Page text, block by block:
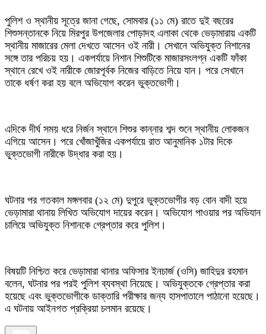
পুলিশ ও স্থানীয় সূত্রে জানা গেছে, সোমবার (১১ মে) রাতে দুই বছরের
শিশুসন্তানকে নিয়ে মিরপুর উপজেলার পোড়াদহ এলাকা থেকে ভেড়ামারায় একটি
স্থানীয় মাজারের মেলা দেখতে আসেন ওই নারী। সেখানে অভিযুক্ত নিশানের
সঙ্গে তার পরিচয় হয়। একপর্যায়ে নিশান শিশুটিকে মাজারসংলগ্ন একটি ফাঁকা
স্থানে রেখে ওই নারীকে জোরপূর্বক নিজের বাড়িতে নিয়ে যান। পরে সেখানে
তাকে ধর্ষণ করা হয় বলে অভিযোগ করেন ভুক্তভোগী।
এদিকে দীর্ঘ সময় ধরে নির্জন স্থানে শিশুর কান্নার শব্দ শুনে স্থানীয় লোকজন
এগিয়ে আসেন। পরে খোঁজাখুঁজির একপর্যায়ে রাত আনুমানিক ১টার দিকে
ভুক্তভোগী নারীকে উদ্ধার করা হয়।
ঘটনার পর গতকাল মঙ্গলবার (১২ মে) দুপুরে ভুক্তভোগীর বড় বোন বাদী হয়ে
ভেড়ামারা থানায় লিখিত অভিযোগ দায়ের করেন। অভিযোগ পাওয়ার পর অভিযান
চালিয়ে অভিযুক্ত নিশানকে গ্রেপ্তার করে পুলিশ।
বিষয়টি নিশ্চিত করে ভেড়ামারা থানার অফিসার ইনচার্জ (ওসি) জাহিদুর রহমান
বলেন, ঘটনার পর পরই পুলিশ ব্যবস্থা নিয়েছে। অভিযুক্তকে গ্রেপ্তার করা
হয়েছে এবং ভুক্তভোগীকে ডাক্তারি পরীক্ষার জন্য হাসপাতালে পাঠানো হয়েছে।
এ ঘটনায় আইনগত প্রক্রিয়া চলমান রয়েছে।